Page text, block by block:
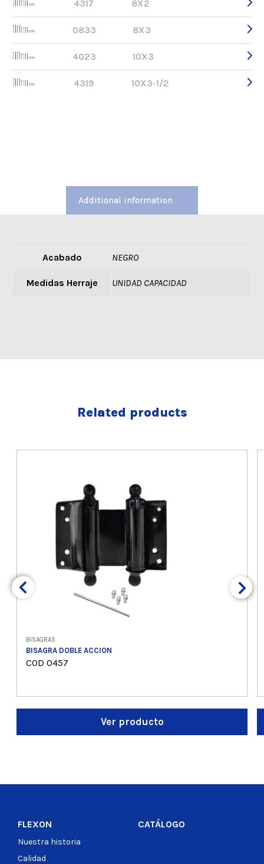
4317 8X2
0833 8X3
4023 10X3
4319 10X3-1/2
Additional information
Acabado NEGRO
Medidas Herraje UNIDAD CAPACIDAD
Related products
BISAGRAS
BISAGRA DOBLE ACCION
COD 0457
Ver producto
FLEXON
Nuestra historia
Calidad
CATÁLOGO